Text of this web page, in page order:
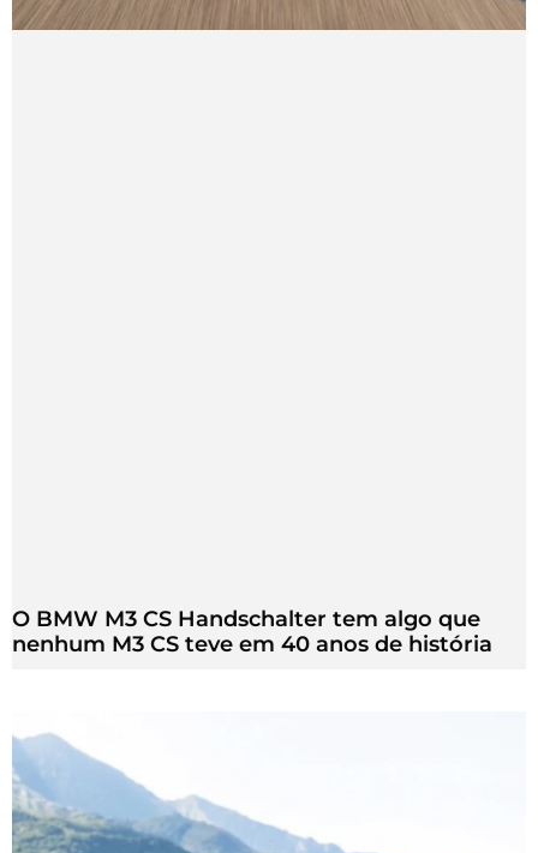
O BMW M3 CS Handschalter tem algo que
nenhum M3 CS teve em 40 anos de história